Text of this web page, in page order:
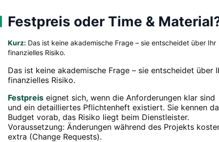
Festpreis oder Time &
Kurz: Das ist keine akademische Frage – sie entscheidet über Ihr
finanzielles Risiko.
Das ist keine akademische Frage – sie entscheidet über
finanzielles Risiko.
Festpreis eignet sich, wenn die Anforderungen klar sind
und ein detailliertes Pflichtenheft existiert. Sie kennen
Budget vorab, das Risiko liegt beim Dienstleister.
Voraussetzung: Änderungen während des Projekts
extra (Change Requests).